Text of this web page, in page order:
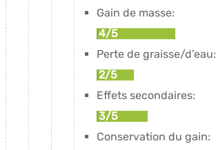
Gain de masse:
4/5
Perte de graisse/d’eau:
2/5
Effets secondaires:
3/5
Conservation du gain: